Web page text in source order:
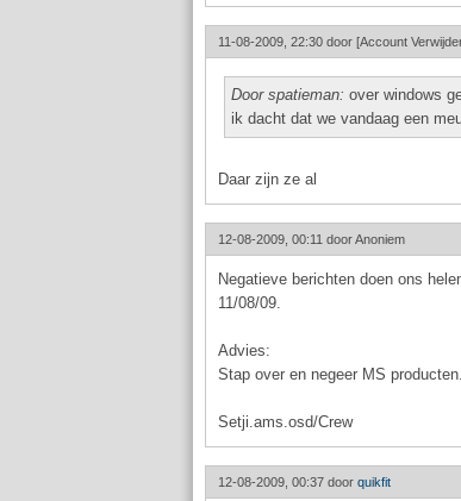
11-08-2009, 22:30 door [Account
Door spatieman: over windows
ik dacht dat we vandaag een
Daar zijn ze al
12-08-2009, 00:11 doorAnoniem
Negatieve berichten doen ons
11/08/09.
Advies:
Stap over en negeer MS
Setji.ams.osd/Crew
12-08-2009, 00:37 door quikfit